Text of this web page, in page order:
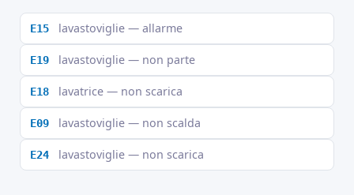
E15 lavastoviglie — allarme
E19 lavastoviglie — non parte
E18 lavatrice — non scarica
E09 lavastoviglie — non scalda
E24 lavastoviglie — non scarica